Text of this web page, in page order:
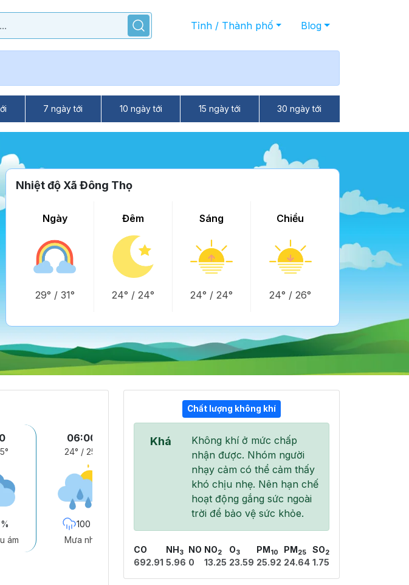
Tỉnh / Thành phố Blog
7 ngày tới 10 ngày tới 15 ngày tới 30 ngày tới
Nhiệt độ Xã Đông Thọ
Ngày
29° / 31°
Đêm
24° / 24°
Sáng
24° / 24°
Chiều
24° / 26°
ám
06:00
24° / 25°
100 %
Mưa nhẹ
07:00 08:00
26°/26°
Chất lượng không khí
Khá
Không khí ở mức chấp
nhận được. Nhóm người
nhạy cảm có thể cảm thấy
khó chịu nhẹ. Nên hạn chế
hoạt động gắng sức ngoài
trời để bảo vệ sức khỏe.
CO
692.91
NH 3
5.96
NO
0
NO2
13.25
O3
23.59
PM 10
25.92
PM 25
24.64
SO2
1.75